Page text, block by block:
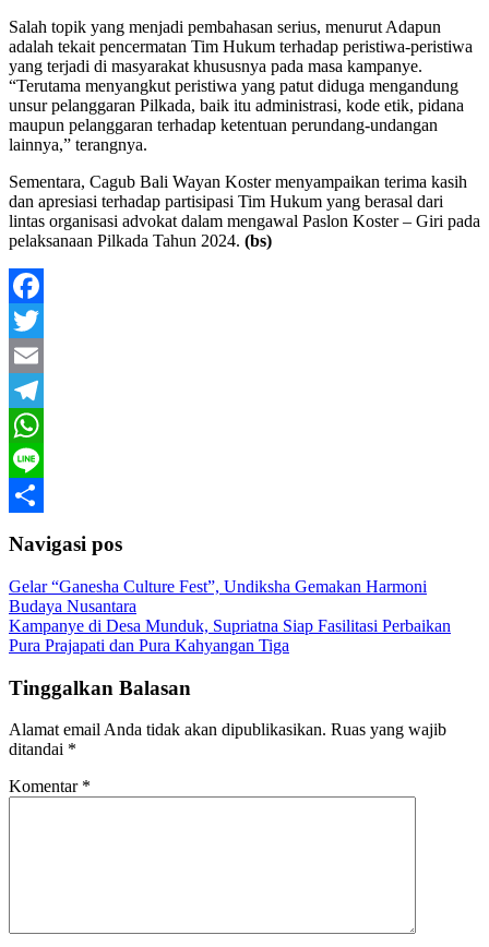
Salah topik yang menjadi pembahasan serius, menurut Adapun
adalah tekait pencermatan Tim Hukum terhadap peristiwa-peristiwa
yang terjadi di masyarakat khususnya pada masa kampanye.
“Terutama menyangkut peristiwa yang patut diduga mengandung
unsur pelanggaran Pilkada, baik itu administrasi, kode etik, pidana
maupun pelanggaran terhadap ketentuan perundang-undangan
lainnya,” terangnya.
Sementara, Cagub Bali Wayan Koster menyampaikan terima kasih
dan apresiasi terhadap partisipasi Tim Hukum yang berasal dari
lintas organisasi advokat dalam mengawal Paslon Koster – Giri pada
pelaksanaan Pilkada Tahun 2024. (bs)
Facebook
Twitter
Email
Telegram
WhatsApp
Line
Navigasi pos
Gelar “Ganesha Culture Fest”, Undiksha Gemakan Harmoni
Budaya Nusantara
Kampanye di Desa Munduk, Supriatna Siap Fasilitasi Perbaikan
Pura Prajapati dan Pura Kahyangan Tiga
Tinggalkan Balasan
Alamat email Anda tidak akan dipublikasikan. Ruas yang wajib
ditandai *
Komentar *